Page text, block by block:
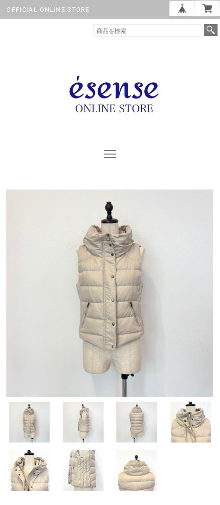
OFFICIAL ONLINE STORE